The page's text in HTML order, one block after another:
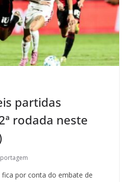
partidas
rodada neste
por conta do embate de